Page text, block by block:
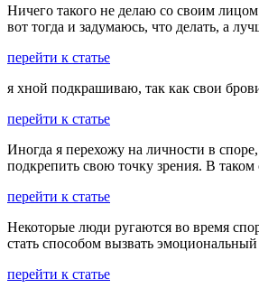
Ничего такого не делаю со своим
вот тогда и задумаюсь, что делать, а
перейти к статье
я хной подкрашиваю, так как свои
перейти к статье
Иногда я перехожу на личности в
подкрепить свою точку зрения. В таком
перейти к статье
Некоторые люди ругаются во время
стать способом вызвать
перейти к статье